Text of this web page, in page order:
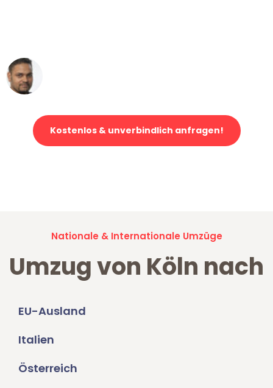
Kostenlos & unverbindlich anfragen!
Nationale & Internationale Umzüge
Umzug von Köln nach
EU-Ausland
Italien
Österreich